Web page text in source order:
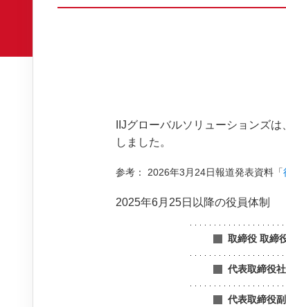
IIJグローバルソリューションズ
しました。
参考： 2026年3月24日報道発表資料「
2025年6月25日以降の役員体制
取締役 取締
代表取締役
代表取締役